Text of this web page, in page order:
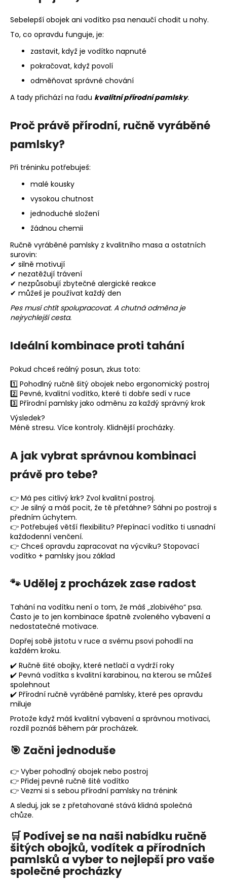
Sebelepší obojek ani vodítko psa nenaučí chodit u nohy.
To, co opravdu funguje, je:
zastavit, když je vodítko napnuté
pokračovat, když povolí
odměňovat správné chování
A tady přichází na řadu kvalitní přírodní pamlsky.
Proč právě přírodní, ručně vyráběné
pamlsky?
Při tréninku potřebuješ:
malé kousky
vysokou chutnost
jednoduché složení
žádnou chemii
Ručně vyráběné pamlsky z kvalitního masa a ostatních
surovin:
✔ silně motivují
✔ nezatěžují trávení
✔ nezpůsobují zbytečné alergické reakce
✔ můžeš je používat každý den
Pes musí chtít spolupracovat. A chutná odměna je
nejrychlejší cesta.
Ideální kombinace proti tahání
Pokud chceš reálný posun, zkus toto:
1️⃣ Pohodlný ručně šitý obojek nebo ergonomický postroj
2️⃣ Pevné, kvalitní vodítko, které ti dobře sedí v ruce
3️⃣ Přírodní pamlsky jako odměnu za každý správný krok
Výsledek?
Méně stresu. Více kontroly. Klidnější procházky.
A jak vybrat správnou kombinaci
právě pro tebe?
👉 Má pes citlivý krk? Zvol kvalitní postroj.
👉 Je silný a máš pocit, že tě přetáhne? Sáhni po postroji s
předním úchytem.
👉 Potřebuješ větší flexibilitu? Přepínací vodítko ti usnadní
každodenní venčení.
👉 Chceš opravdu zapracovat na výcviku? Stopovací
vodítko + pamlsky jsou základ
🐾 Udělej z procházek zase radost
Tahání na vodítku není o tom, že máš „zlobivého“ psa.
Často je to jen kombinace špatně zvoleného vybavení a
nedostatečné motivace.
Dopřej sobě jistotu v ruce a svému psovi pohodlí na
každém kroku.
✔️ Ručně šité obojky, které netlačí a vydrží roky
✔️ Pevná vodítka s kvalitní karabinou, na kterou se můžeš
spolehnout
✔️ Přírodní ručně vyráběné pamlsky, které pes opravdu
miluje
Protože když máš kvalitní vybavení a správnou motivaci,
rozdíl poznáš během pár procházek.
🎯 Začni jednoduše
👉 Vyber pohodlný obojek nebo postroj
👉 Přidej pevné ručně šité vodítko
👉 Vezmi si s sebou přírodní pamlsky na trénink
A sleduj, jak se z přetahované stává klidná společná
chůze.
🛒 Podívej se na naši nabídku ručně
šitých obojků, vodítek a přírodních
pamlsků a vyber to nejlepší pro vaše
společné procházky